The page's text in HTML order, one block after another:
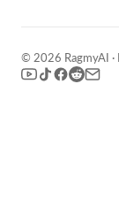
© 2026 RagmyAI